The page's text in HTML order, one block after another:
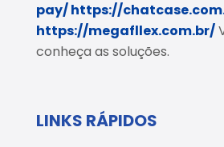
pay/https://
https://megafllex.com.br/
conheça as soluções.
LINKS RÁPIDOS